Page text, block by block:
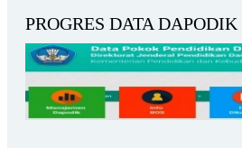
PROGRES DATA DAPODIK